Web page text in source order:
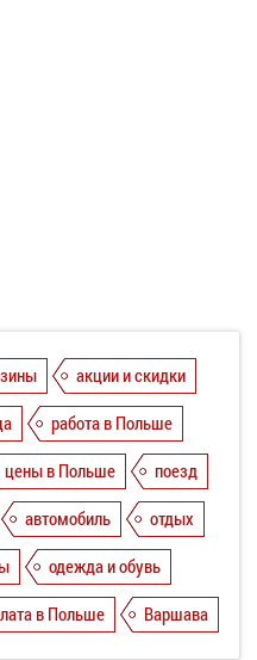
акции и скидки
работа в Польше
цены в Польше
поезд
автомобиль
отдых
одежда и обувь
в Польше Варшава